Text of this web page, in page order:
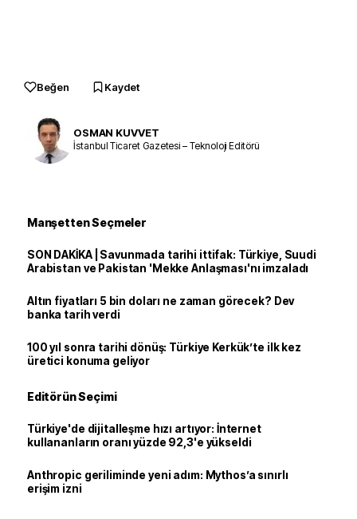
Beğen Kaydet
OSMAN KUVVET
İstanbul Ticaret Gazetesi – Teknoloji Editörü
Manşetten Seçmeler
SON DAKİKA | Savunmada tarihi ittifak: Türkiye, Suudi
Arabistan ve Pakistan 'Mekke Anlaşması'nı imzaladı
Altın fiyatları 5 bin doları ne zaman görecek? Dev
banka tarih verdi
100 yıl sonra tarihi dönüş: Türkiye Kerkük’te ilk kez
üretici konuma geliyor
Editörün Seçimi
Türkiye'de dijitalleşme hızı artıyor: İnternet
kullananların oranı yüzde 92,3'e yükseldi
Anthropic geriliminde yeni adım: Mythos’a sınırlı
erişim izni